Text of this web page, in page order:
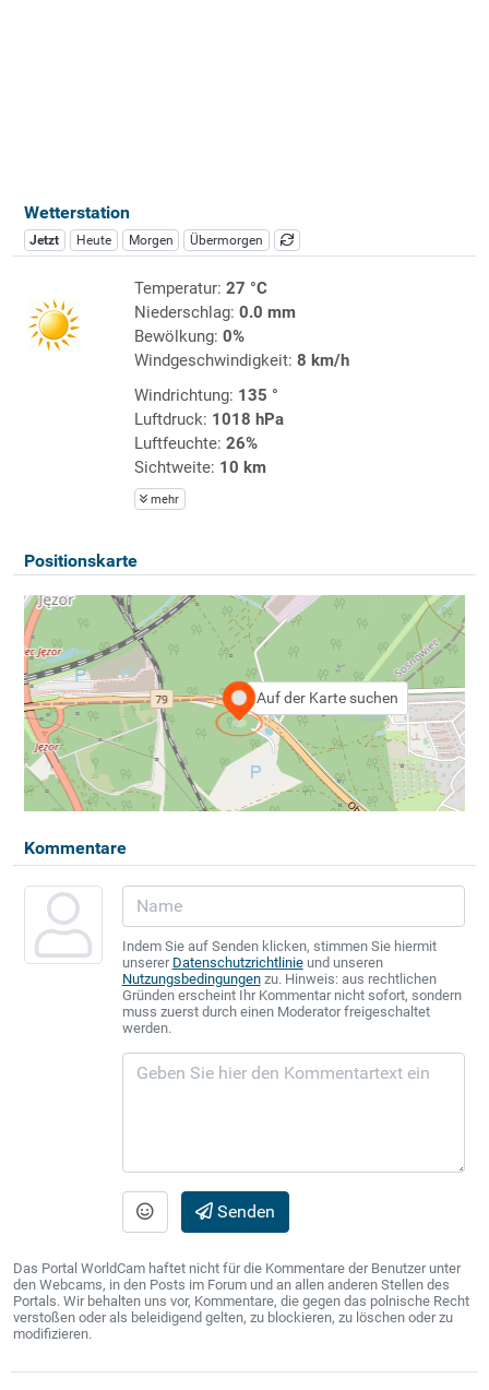
Wetterstation
Jetzt Heute Morgen Übermorgen
Temperatur: 27 °C
Niederschlag: 0.0 mm
Bewölkung: 0%
Windgeschwindigkeit: 8 km/h
Windrichtung: 135 °
Luftdruck: 1018 hPa
Luftfeuchte: 26%
Sichtweite: 10 km
mehr
Positionskarte
Auf der Karte suchen
Kommentare
Indem Sie auf Senden klicken, stimmen Sie hiermit
unserer Datenschutzrichtlinieund unseren
Nutzungsbedingungenzu. Hinweis: aus rechtlichen
Gründen erscheint Ihr Kommentar nicht sofort, sondern
muss zuerst durch einen Moderator freigeschaltet
werden.
Senden
Das Portal WorldCam haftet nicht für die Kommentare der Benutzer unter
den Webcams, in den Posts im Forum und an allen anderen Stellen des
Portals. Wir behalten uns vor, Kommentare, die gegen das polnische Recht
verstoßen oder als beleidigend gelten, zu blockieren, zu löschen oder zu
modifizieren.